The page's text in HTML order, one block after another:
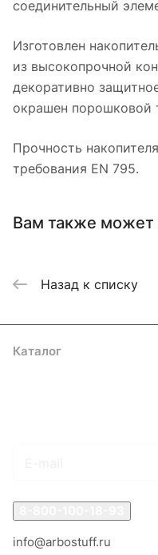
соединительный
Изготовлен
из высокопрочной
декоративно
окрашен порошковой
Прочность
требования EN 795.
Вам также может
Назад к списку
Каталог
info@arbostuff.ru